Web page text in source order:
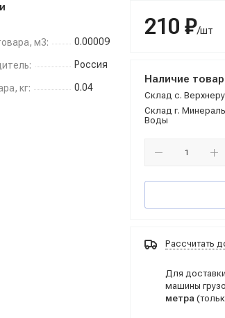
м3: 0.00009
Россия
кг: 0.04
210 ₽/шт
Наличие
Склад с.
Склад г.
Воды
Рассчитать
Для
машины
метра